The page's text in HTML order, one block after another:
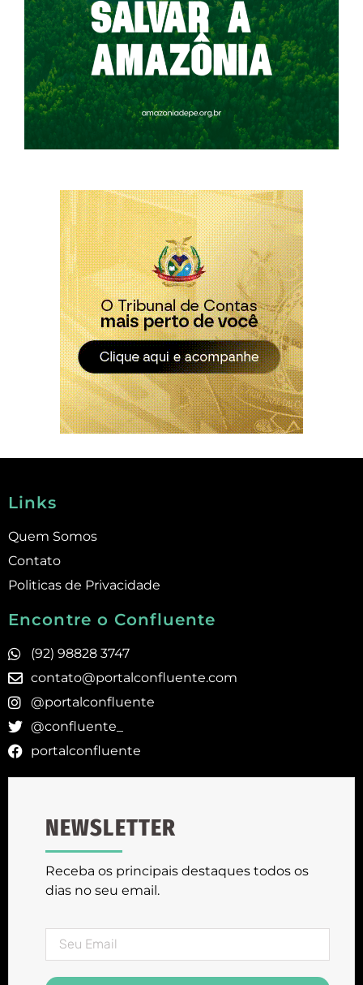
Links
Quem Somos
Contato
Politicas de Privacidade
Encontre o Confluente
(92) 98828 3747
contato@portalconfluente.com
@portalconfluente
@confluente_
portalconfluente
NEWSLETTER
Receba os principais destaques todos os
dias no seu email.